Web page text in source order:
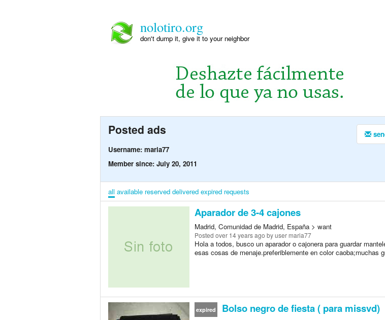
nolotiro.org
don't dump it, give it to your neighbor
Posted ads
Username: maria77
Member since: July 20, 2011
all available reserved delivered expired requests
Aparador de 3-4 cajones
Madrid, Comunidad de Madrid, España > want
Posted over 14 years ago by user maria77
Hola a todos, busco un aparador o cajonera para guardar
esas cosas de menaje.preferiblemente en color caoba;muchas
expired Bolso negro de fiesta ( para missvd)